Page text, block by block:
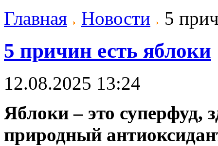
Главная
Новости 5
5 причин есть яблоки
12.08.2025 13:24
Яблоки – это суперфуд,
природный